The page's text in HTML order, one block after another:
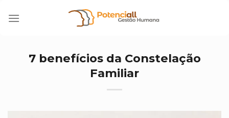
7 benefícios da Constelação
Familiar